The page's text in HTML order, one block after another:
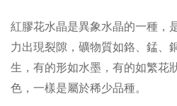
紅膠花水晶是異象水晶的一種，
力出現裂隙，礦物質如鉻、錳、
生 ，有的形如水墨，有的如繁花
色，一樣是屬於稀少品種。